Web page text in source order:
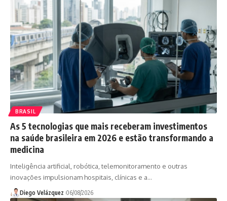
BRASIL
As 5 tecnologias que mais receberam investimentos
na saúde brasileira em 2026 e estão transformando a
medicina
Inteligência artificial, robótica, telemonitoramento e outras
inovações impulsionam hospitais, clínicas e a…
Diego Velázquez 06/08/2026